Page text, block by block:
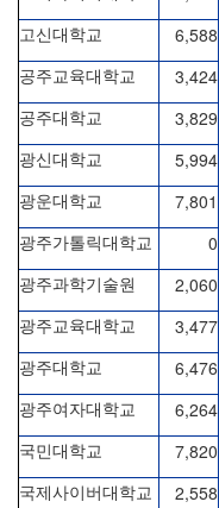
고신대학교 6,588
공주교육대학교 3,424
공주대학교 3,829
광신대학교 5,994
광운대학교 7,801
광주가톨릭대학교 0
광주과학기술원 2,060
광주교육대학교 3,477
광주대학교 6,476
광주여자대학교 6,264
국민대학교 7,820
국제사이버대학교 2,558